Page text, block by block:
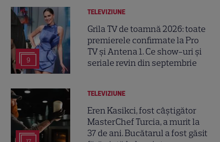
9
TELEVIZIUNE
Grila TV de toamnă 2026: toate
premierele confirmate la Pro
TV și Antena 1. Ce show-uri și
seriale revin din septembrie
TELEVIZIUNE
Eren Kasikci, fost câștigător
MasterChef Turcia, a murit la
37 de ani. Bucătarul a fost găsit